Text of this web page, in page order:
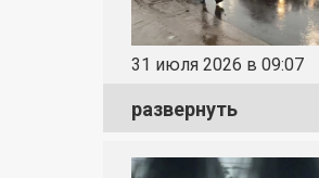
31 июля 2026 в 09:07
развернуть